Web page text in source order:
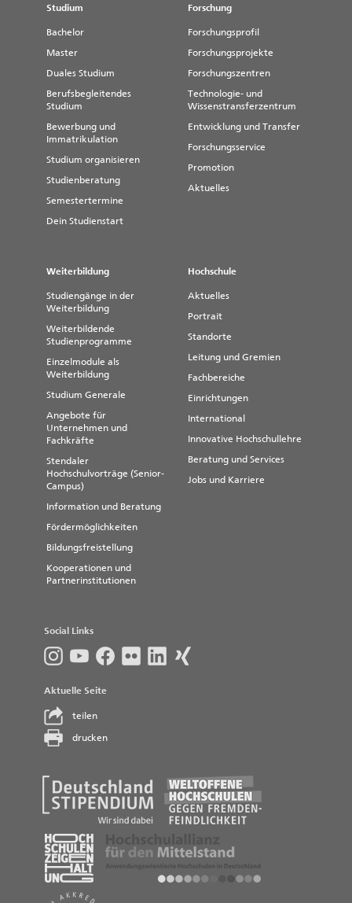
Studium
Bachelor
Master
Duales Studium
Berufsbegleitendes
Studium
Bewerbung und
Immatrikulation
Studium organisieren
Studienberatung
Semestertermine
Dein Studienstart
Forschung
Forschungsprofil
Forschungsprojekte
Forschungszentren
Technologie- und
Wissenstransferzentrum
Entwicklung und Transfer
Forschungsservice
Promotion
Aktuelles
Weiterbildung
Studiengänge in der
Weiterbildung
Weiterbildende
Studienprogramme
Einzelmodule als
Weiterbildung
Studium Generale
Angebote für
Unternehmen und
Fachkräfte
Stendaler
Hochschulvorträge (Senior-
Campus)
Information und Beratung
Fördermöglichkeiten
Bildungsfreistellung
Kooperationen und
Partnerinstitutionen
Hochschule
Aktuelles
Portrait
Standorte
Leitung und Gremien
Fachbereiche
Einrichtungen
International
Innovative Hochschullehre
Beratung und Services
Jobs und Karriere
Social Links
Aktuelle Seite
teilen
drucken